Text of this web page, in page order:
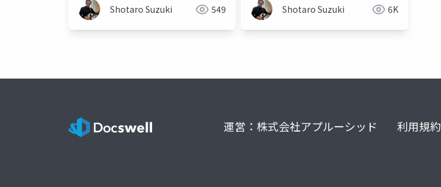
Shotaro Suzuki 549 Shotaro Suzuki 6K
運営：株式会社アプルーシッド 利用規約